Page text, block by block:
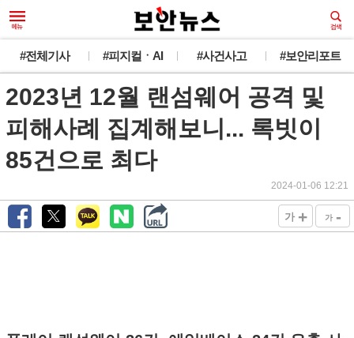
#전체기사 #피지컬ㆍAI #사건사고 #보안리포트
2023년 12월 랜섬웨어 공격 및
피해사례 집계해보니... 록빗이
85건으로 최다
2024-01-06 12:21
가 + 가 -